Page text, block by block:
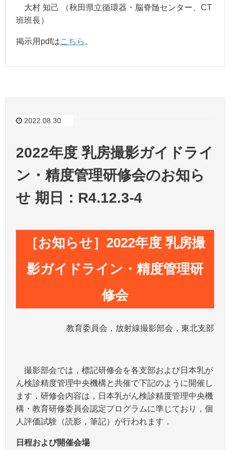
大村 知己 （秋田県立循環器・脳脊髄センター、CT
班班長）
掲示用pdfはこちら 。
2022.08.30
2022年度 乳房撮影ガイドライ
ン・精度管理研修会のお知ら
せ 期日：R4.12.3-4
［お知らせ］2022年度 乳房撮
影ガイドライン・精度管理研
修会
教育委員会，放射線撮影部会，東北支部
撮影部会では，標記研修会を各支部および日本乳が
ん検診精度管理中央機構と共催で下記のように開催し
ます．研修会内容は，日本乳がん検診精度管理中央機
構・教育研修委員会認定プログラムに準じており，個
人評価試験（読影，筆記）が行われます．
日程および開催会場